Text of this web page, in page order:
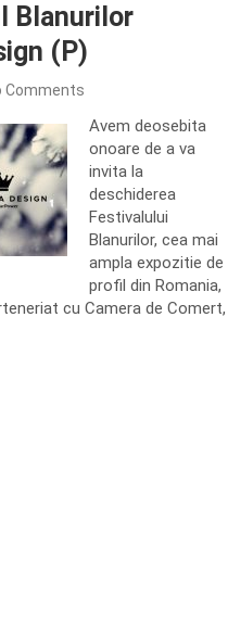
Blanurilor
(P)
Comments
Avem deosebita
onoare de a va
invita la
deschiderea
Festivalului
Blanurilor, cea mai
ampla expozitie de
profil din Romania,
cu Camera de Comert,